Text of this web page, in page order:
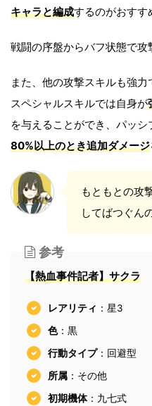
キャラと編成するのがおすす
戦闘の序盤からバフ状態で攻
また、他の攻撃スキルも強力
スペシャルスキルでは自身が
を与えることができ、パッシ
80%以上のとき追加ダメージ
もともとの攻
してばつぐん
参考
【熱血事件記者】サクラ
レアリティ ：星3
色：黒
行動タイプ：回避型
所属 ：その他
初期機体：九七式